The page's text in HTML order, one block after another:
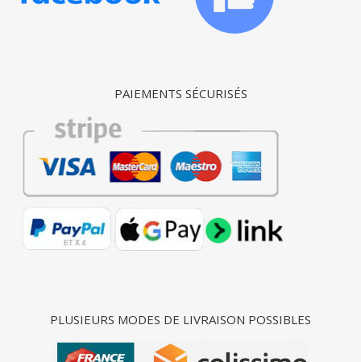
PAIEMENTS SÉCURISÉS
PLUSIEURS MODES DE LIVRAISON POSSIBLES